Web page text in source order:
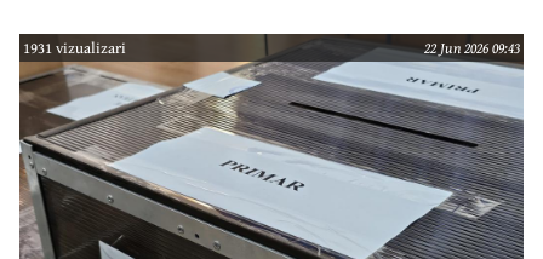
1931 vizualizari 22 Jun 2026 09:43